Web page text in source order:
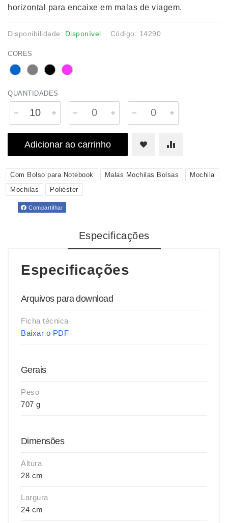
horizontal para encaixe em malas de viagem.
Disponibilidade: Disponível Código: 14290
CORES
QUANTIDADES
Adicionar ao carrinho
Com Bolso para Notebook Malas Mochilas Bolsas
Mochila
Mochilas
Poliéster
Compartilhar
Especificações
Especificações
Arquivos para download
Ficha técnica
Baixar o PDF
Gerais
Peso
707 g
Dimensões
Altura
28 cm
Largura
24 cm